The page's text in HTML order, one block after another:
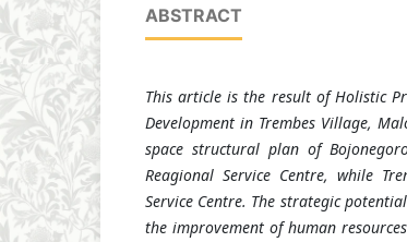
ABSTRACT
This article is the result of Holistic
Development in Trembes Village,
space structural plan of
Reagional Service Centre, while
Service Centre. The strategic
the improvement of human